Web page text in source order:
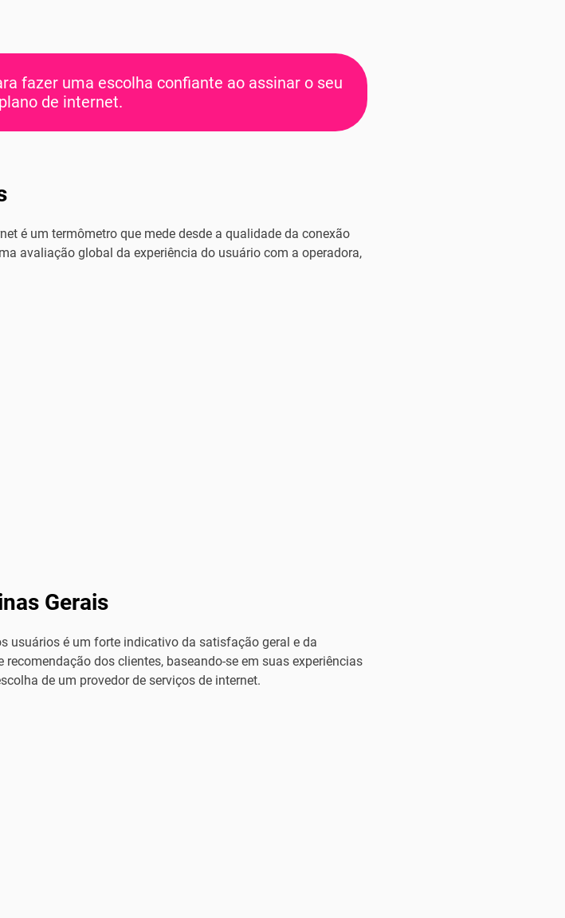
fazer uma escolha confiante ao assinar o seu
de internet.
é um termômetro que mede desde a qualidade da conexão
avaliação global da experiência do usuário com a operadora,
Gerais
usuários é um forte indicativo da satisfação geral e da
dos clientes, baseando-se em suas experiências
de um provedor de serviços de internet.